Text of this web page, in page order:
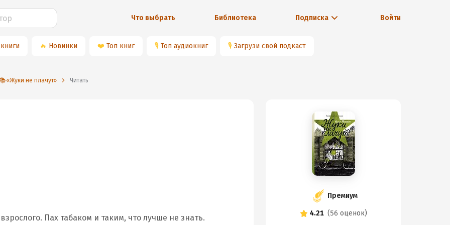
Что выбрать Библиотека Подписка Войти
🔥 Новинки ❤️ Топ книг 🎙 Топ аудиокниг 🎙 Загрузи свой подкаст
📚«Жуки не плачут» Читать
Пах табаком и таким, что лучше не знать.
Премиум
4.21 (56 оценок)